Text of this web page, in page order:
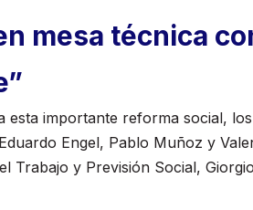
mesa técnica
esta importante reforma social,
Engel, Pablo Muñoz y
Trabajo y Previsión Social,